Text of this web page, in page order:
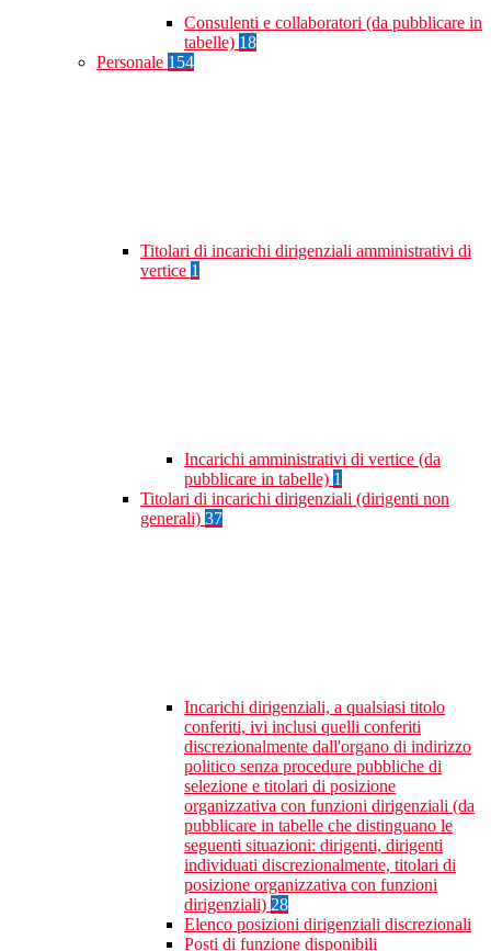
Consulenti e collaboratori (da pubblicare in
tabelle) 18
Personale 154
Titolari di incarichi dirigenziali amministrativi di
vertice 1
Incarichi amministrativi di vertice (da
pubblicare in tabelle) 1
Titolari di incarichi dirigenziali (dirigenti non
generali) 37
Incarichi dirigenziali, a qualsiasi titolo
conferiti, ivi inclusi quelli conferiti
discrezionalmente dall'organo di indirizzo
politico senza procedure pubbliche di
selezione e titolari di posizione
organizzativa con funzioni dirigenziali (da
pubblicare in tabelle che distinguano le
seguenti situazioni: dirigenti, dirigenti
individuati discrezionalmente, titolari di
posizione organizzativa con funzioni
dirigenziali) 28
Elenco posizioni dirigenziali discrezionali
Posti di funzione disponibili